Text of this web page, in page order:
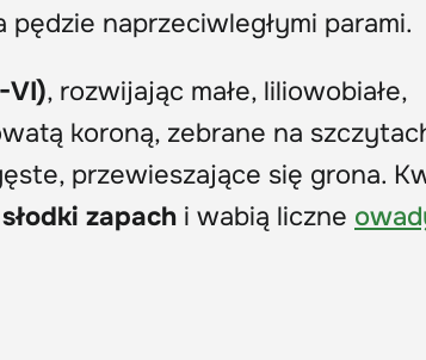
naprzeciwległymi parami.
VI), rozwijając małe, liliowobiałe,
koroną, zebrane na
przewieszające się grona.
zapach i wabią liczne